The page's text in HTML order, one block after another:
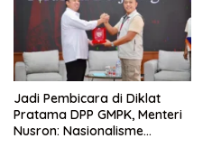
Jadi Pembicara di Diklat
Pratama DPP GMPK, Menteri
Nusron: Nasionalisme